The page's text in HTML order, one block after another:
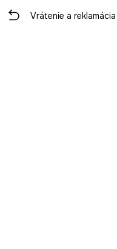
Vrátenie a reklamácia